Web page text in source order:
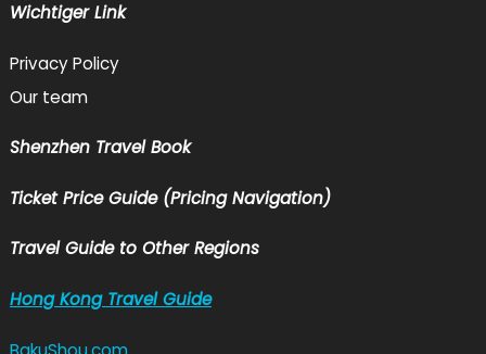
Wichtiger Link
Privacy Policy
Our team
Shenzhen Travel Book
Ticket Price Guide (Pricing Navigation)
Travel Guide to Other Regions
Hong Kong Travel Guide